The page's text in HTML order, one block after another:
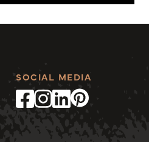
SOCIAL MEDIA